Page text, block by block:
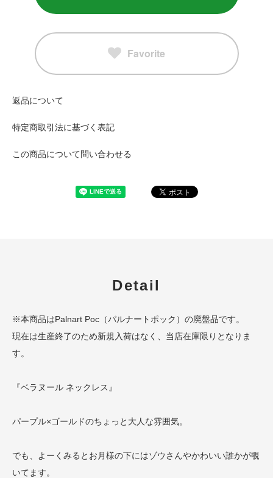
Favorite
返品について
特定商取引法に基づく表記
この商品について問い合わせる
Detail
※本商品はPalnart Poc（パルナートポック）の廃盤品です。
現在は生産終了のため新規入荷はなく、当店在庫限りとなりま
す。
『ベラヌール ネックレス』
パープル×ゴールドのちょっと大人な雰囲気。
でも、よーくみるとお月様の下にはゾウさんやかわいい誰かが覗
いてます。